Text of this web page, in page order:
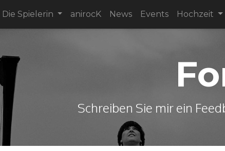
Die Spielerin anirocK News Events Hochzeit
Schreiben Sie mir ein